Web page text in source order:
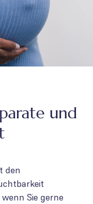
und
den
Sie gerne